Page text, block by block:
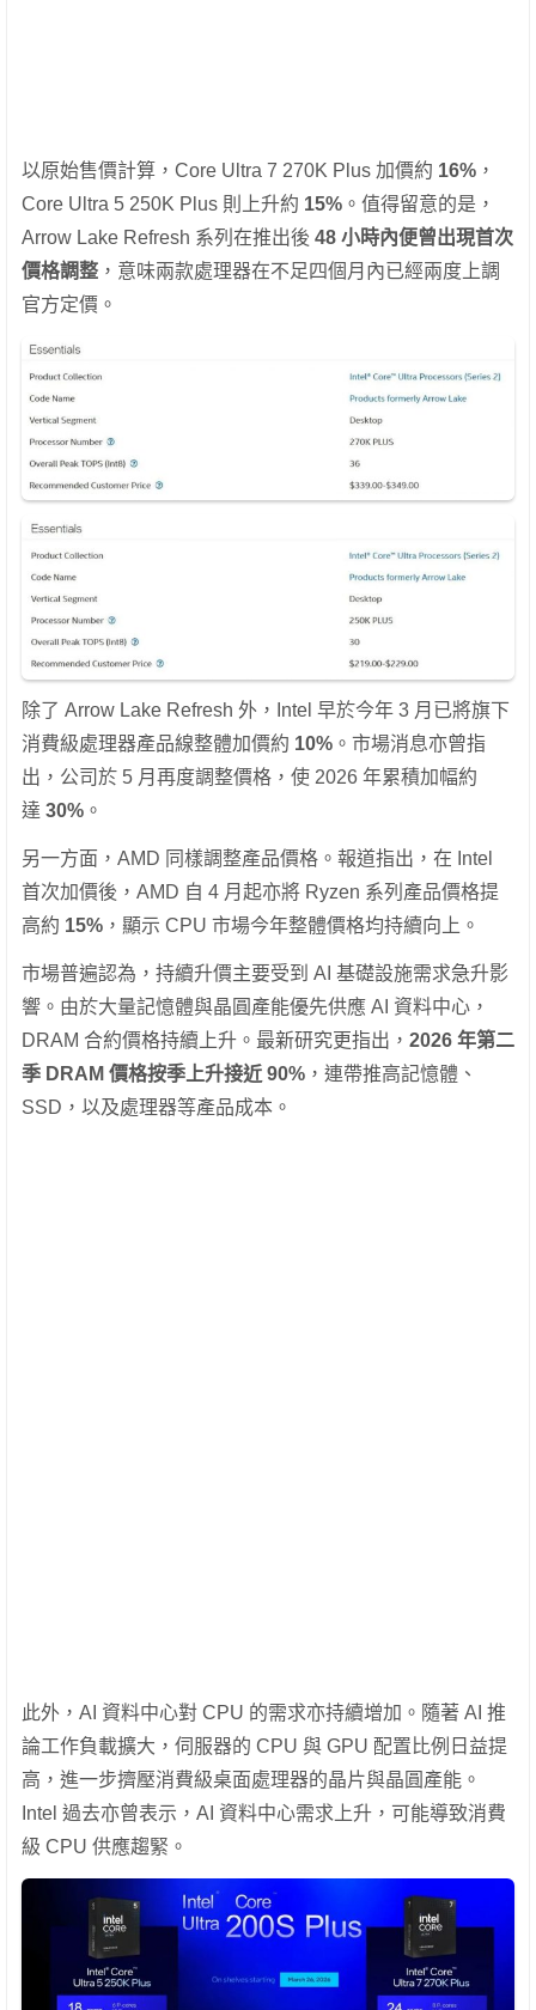
以原始售價計算，Core Ultra 7 270K Plus 加價約 16% ，
Core Ultra 5 250K Plus 則上升約 15% 。值得留意的是，
Arrow Lake Refresh 系列在推出後 48 小時內便曾出現首次
價格調整 ，意味兩款處理器在不足四個月內已經兩度上調
官方定價。
除了 Arrow Lake Refresh 外，Intel 早於今年 3 月已將旗下
消費級處理器產品線整體加價約 10% 。市場消息亦曾指
出，公司於 5 月再度調整價格，使 2026 年累積加幅約
達 30% 。
另一方面，AMD 同樣調整產品價格。報道指出，在 Intel
首次加價後，AMD 自 4 月起亦將 Ryzen 系列產品價格提
高約 15% ，顯示 CPU 市場今年整體價格均持續向上。
市場普遍認為，持續升價主要受到 AI 基礎設施需求急升影
響。由於大量記憶體與晶圓產能優先供應 AI 資料中心，
DRAM 合約價格持續上升。最新研究更指出， 2026 年第二
季 DRAM 價格按季上升接近 90% ，連帶推高記憶體、
SSD，以及處理器等產品成本。
此外，AI 資料中心對 CPU 的需求亦持續增加。隨著 AI 推
論工作負載擴大，伺服器的 CPU 與 GPU 配置比例日益提
高，進一步擠壓消費級桌面處理器的晶片與晶圓產能。
Intel 過去亦曾表示，AI 資料中心需求上升，可能導致消費
級 CPU 供應趨緊。